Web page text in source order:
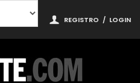
REGISTRO / LOGIN